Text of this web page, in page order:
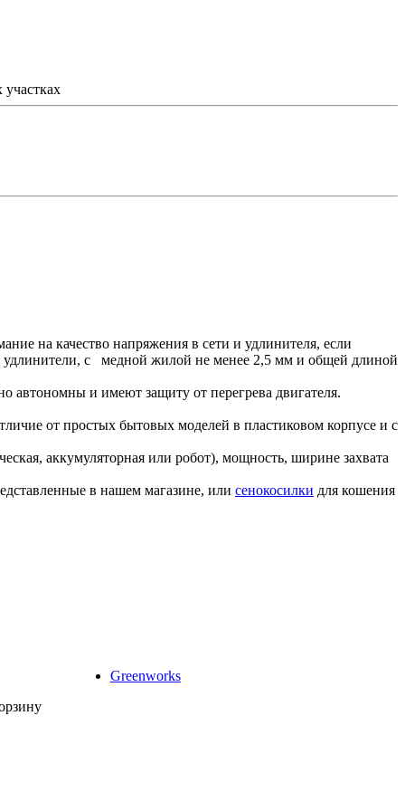
на качество напряжения в сети и удлинителя, если
удлинители, с медной жилой не менее 2,5 мм и общей длиной
автономны и имеют защиту от перегрева двигателя.
от простых бытовых моделей в пластиковом корпусе и с
аккумуляторная или робот), мощность, ширине захвата
в нашем магазине, или сенокосилки для кошения
Greenworks